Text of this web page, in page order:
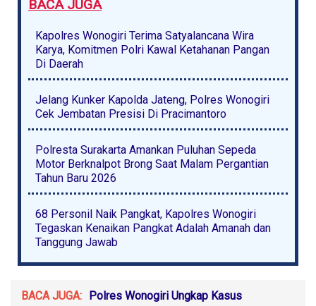
BACA JUGA
Kapolres Wonogiri Terima Satyalancana Wira
Karya, Komitmen Polri Kawal Ketahanan Pangan
Di Daerah
Jelang Kunker Kapolda Jateng, Polres Wonogiri
Cek Jembatan Presisi Di Pracimantoro
Polresta Surakarta Amankan Puluhan Sepeda
Motor Berknalpot Brong Saat Malam Pergantian
Tahun Baru 2026
68 Personil Naik Pangkat, Kapolres Wonogiri
Tegaskan Kenaikan Pangkat Adalah Amanah dan
Tanggung Jawab
BACA JUGA: Polres Wonogiri Ungkap Kasus